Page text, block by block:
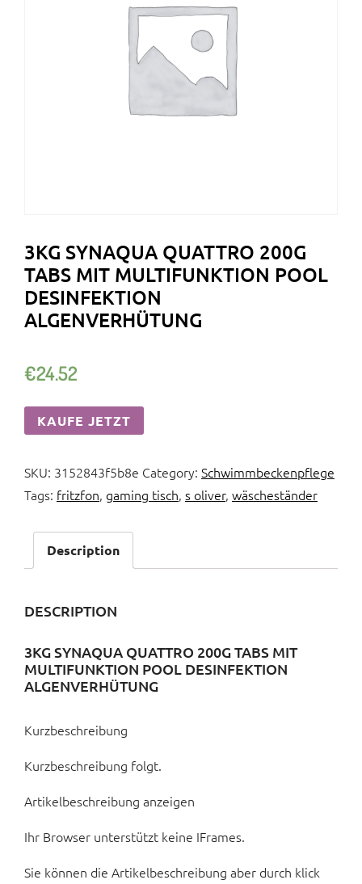
3KG SYNAQUA QUATTRO 200G
TABS MIT MULTIFUNKTION POOL
DESINFEKTION
ALGENVERHÜTUNG
€24.52
KAUFE JETZT
SKU: 3152843f5b8e Category: Schwimmbeckenpflege
Tags: fritzfon, gaming tisch, s oliver, wäscheständer
Description
DESCRIPTION
3KG SYNAQUA QUATTRO 200G TABS MIT
MULTIFUNKTION POOL DESINFEKTION
ALGENVERHÜTUNG
Kurzbeschreibung
Kurzbeschreibung folgt.
Artikelbeschreibung anzeigen
Ihr Browser unterstützt keine IFrames.
Sie können die Artikelbeschreibung aber durch klick